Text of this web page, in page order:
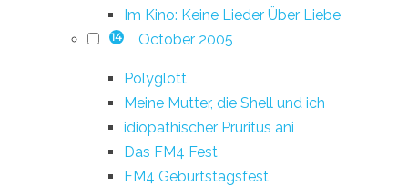
Im Kino: Keine Lieder Über Liebe
14 October 2005
Polyglott
Meine Mutter, die Shell und ich
idiopathischer Pruritus ani
Das FM4 Fest
FM4 Geburtstagsfest